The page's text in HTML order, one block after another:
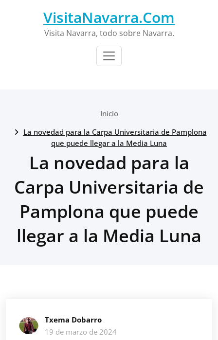
VisitaNavarra.Com
Visita Navarra, todo sobre Navarra.
Inicio
La novedad para la Carpa Universitaria de Pamplona
que puede llegar a la Media Luna
La novedad para la
Carpa Universitaria de
Pamplona que puede
llegar a la Media Luna
Txema Dobarro
19 de marzo de 2024